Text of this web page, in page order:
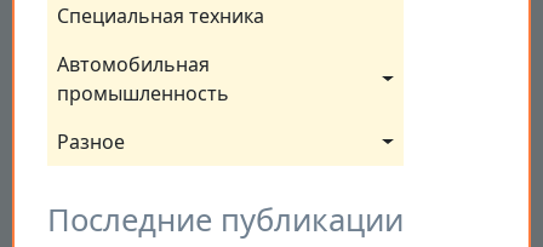
Специальная техника
Автомобильная
промышленность
Разное
Последние публикации